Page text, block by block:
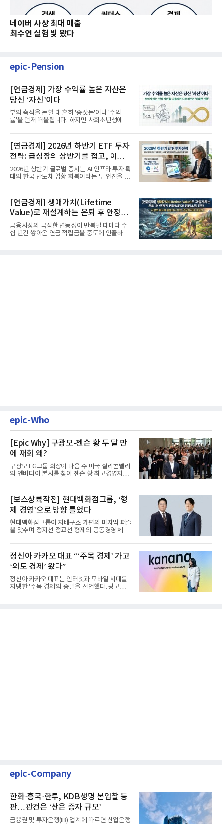
네이버 사상 최대 매출
최수연 실험 빛 봤다
epic-Pension
[연금경제] 가장 수익률 높은 자산은
당신 ‘자신’이다
부의 축적을 논할 때 흔히 '종잣돈'이나 '수익
률'을 먼저 떠올립니다. 하지만 사회초년생에게
[연금경제] 2026년 하반기 ETF 투자
전략: 급성장의 상반기를 접고, 이제
'실적'이 가르는 하반기를 맞다
2026년 상반기 글로벌 증시는 AI 인프라 투자 확
대와 한국 반도체 업황 회복이라는 두 엔진을 달
[연금경제] 생애가치(Lifetime
Value)로 재설계하는 은퇴 후 안정적
생활보장과 평생소득 전략
금융시장의 극심한 변동성이 반복될 때마다 수
십 년간 쌓아온 연금 적립금을 중도에 인출하거
epic-Who
[Epic Why] 구광모-젠슨 황 두 달 만
에 재회 왜?
구광모 LG그룹 회장이 다음 주 미국 실리콘밸리
의 엔비디아 본사를 찾아 젠슨 황 최고경영자
[보스상륙작전] 현대백화점그룹, ‘형
제 경영’으로 방향 틀었다
현대백화점그룹이 지배구조 개편의 마지막 퍼즐
을 맞추며 정지선·정교선 형제의 공동경영 체제
정신아 카카오 대표 “‘주목 경제’ 가고
‘의도 경제’ 왔다”
정신아 카카오 대표는 인터넷과 모바일 시대를
지탱한 '주목 경제'의 종말을 선언했다. 광고를
epic-Company
한화·흥국·한투, KDB생명 본입찰 등
판…관건은 ‘산은 증자 규모’
금융권 및 투자은행(IB) 업계에 따르면 산업은행